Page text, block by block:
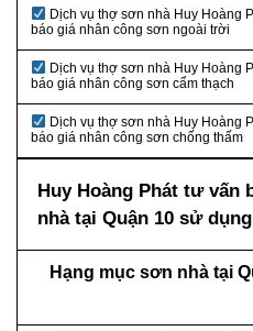
Dịch vụ thợ sơn nhà Huy Hoàng
báo giá nhân công sơn ngoài trời
Dịch vụ thợ sơn nhà Huy Hoàng
báo giá nhân công sơn cẩm thạch
Dịch vụ thợ sơn nhà Huy Hoàng
báo giá nhân công sơn chống thấm
Huy Hoàng Phát tư vấn
nhà tại Quận 10 sử
Hạng mục sơn nhà tại